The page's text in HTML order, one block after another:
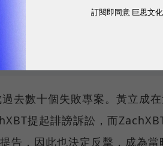
案」再掀討論，當年2萬顆消失
去數十個失敗專案。黃立成
提起誹謗訴訟，而
告，因此也決定反擊，成為當
訂閱即同意 巨思文